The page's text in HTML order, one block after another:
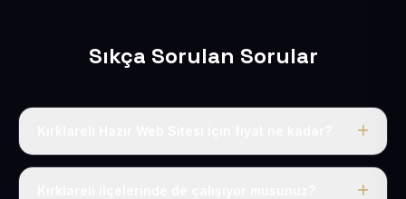
Sıkça Sorulan Sorular
Kırklareli dahil Türkiye’nin her yerinde geçerli yıllık tek